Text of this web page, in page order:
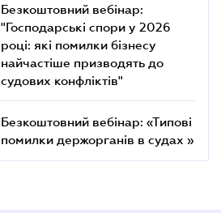
Безкоштовний вебінар:
"Господарські спори у 2026
році: які помилки бізнесу
найчастіше призводять до
судових конфліктів"
Безкоштовний вебінар: «Типові
помилки держорганів в судах »